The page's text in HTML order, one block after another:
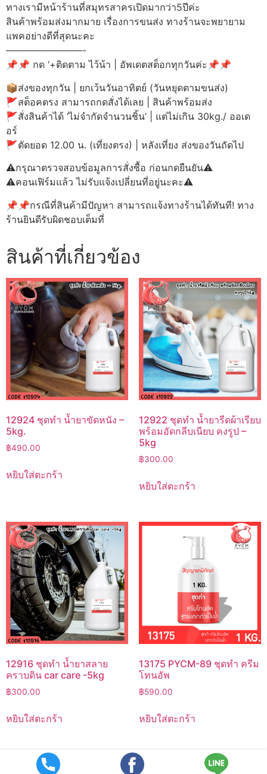
ทางเรามีหน้าร้านที่สมุทรสาครเปิดมากว่า5ปีค่ะ
สินค้าพร้อมส่งมากมาย เรื่องการขนส่ง ทางร้านจะพยายาม
แพคอย่างดีที่สุดนะคะ
————————-
📌📌 กด ‘+ติดตาม ไว้น้า | อัพเดตสต็อกทุกวันค่ะ📌📌
📦ส่งของทุกวัน | ยกเว้นวันอาทิตย์ (วันหยุดตามขนส่ง)
🚩สต็อคตรง สามารถกดสั่งได้เลย | สินค้าพร้อมส่ง
🚩สั่งสินค้าได้ ‘ไม่จำกัดจำนวนชิ้น’ | แต่ไม่เกิน 30kg./ ออเด
อร์
🚩ตัดยอด 12.00 น. (เที่ยงตรง) | หลังเที่ยง ส่งของวันถัดไป
⚠️กรุณาตรวจสอบข้อมูลการสั่งซื้อ ก่อนกดยืนยัน⚠️
⚠️คอนเฟิร์มแล้ว ไม่รับแจ้งเปลี่ยนที่อยู่นะคะ⚠️
📌📌กรณีที่สินค้ามีปัญหา สามารถเเจ้งทางร้านได้ทันที! ทาง
ร้านยินดีรับผิดชอบเต็มที่
สินค้าที่เกี่ยวข้อง
12924 ชุดทำ น้ำยาขัดหนัง –
5kg.
฿490.00
หยิบใส่ตะกร้า
12922 ชุดทำ น้ำยารีดผ้าเรียบ
พร้อมอัดกลีบเนียบ คงรูป –
5kg
฿300.00
หยิบใส่ตะกร้า
12916 ชุดทำ น้ำยาสลาย
คราบดิน car care -5kg
฿300.00
หยิบใส่ตะกร้า
13175 PYCM-89 ชุดทำ ครีม
โทนอัพ
฿590.00
หยิบใส่ตะกร้า